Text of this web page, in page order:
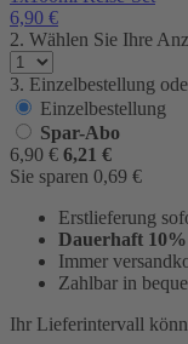
6,90 €
2. Wählen Sie Ihre
3. Einzelbestellung
Einzelbestellung
Spar-Abo
6,90 € 6,21 €
Sie sparen 0,69 €
Erstlieferung
Dauerhaft
Immer
Zahlbar in
Ihr Lieferintervall